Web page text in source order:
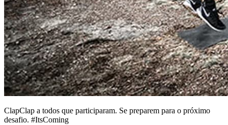
ClapClap a todos que participaram. Se preparem para o próximo
desafio. #ItsComing